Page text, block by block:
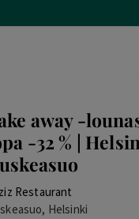
away -
-32 % |
Restaurant
Helsinki